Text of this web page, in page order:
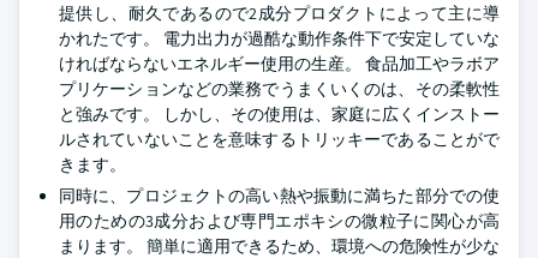
提供し、耐久であるので2成分プロダクトによって主に導
かれたです。 電力出力が過酷な動作条件下で安定していな
ければならないエネルギー使用の生産。 食品加工やラボア
プリケーションなどの業務でうまくいくのは、その柔軟性
と強みです。 しかし、その使用は、家庭に広くインストー
ルされていないことを意味するトリッキーであることがで
きます。
同時に、プロジェクトの高い熱や振動に満ちた部分での使
用のための3成分および専門エポキシの微粒子に関心が高
まります。 簡単に適用できるため、環境への危険性が少な